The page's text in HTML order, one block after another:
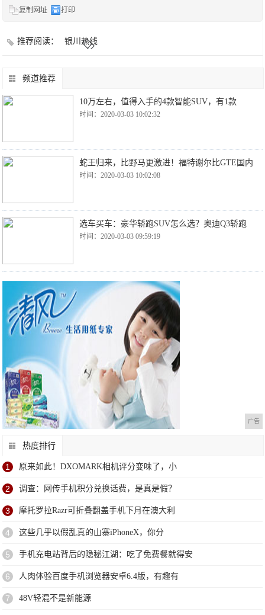
复制网址 打印
推荐阅读： 银川热线
频道推荐
10万左右，值得入手的4款智能SUV，有1款
时间：2020-03-03 10:02:32
蛇王归来，比野马更激进！福特谢尔比GTE国内
时间：2020-03-03 10:02:08
选车买车：豪华轿跑SUV怎么选？奥迪Q3轿跑
时间：2020-03-03 09:59:19
广告
热度排行
1 原来如此！DXOMARK相机评分变味了，小
2 调查：网传手机积分兑换话费，是真是假？
3 摩托罗拉Razr可折叠翻盖手机下月在澳大利
4 这些几乎以假乱真的山寨iPhoneX，你分
5 手机充电站背后的隐秘江湖：吃了免费餐就得安
6 人肉体验百度手机浏览器安卓6.4版，有趣有
7 48V轻混不是新能源